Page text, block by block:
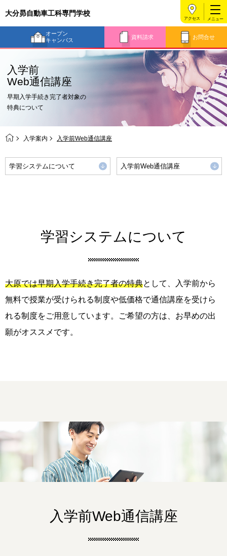
大分昴自動車工科専門学校
オープン
キャンパス
資料請求 お問合せ
アクセス
入学前
Web通信講座
早期入学手続き完了者対象の
特典について
入学案内 入学前Web通信講座
学習システムについて 入学前Web通信講座
学習システムについて
大原では早期入学手続き完了者の特典として、入学前から
無料で授業が受けられる制度や低価格で通信講座を受けら
れる制度をご用意しています。ご希望の方は、お早めの出
願がオススメです。
入学前Web通信講座